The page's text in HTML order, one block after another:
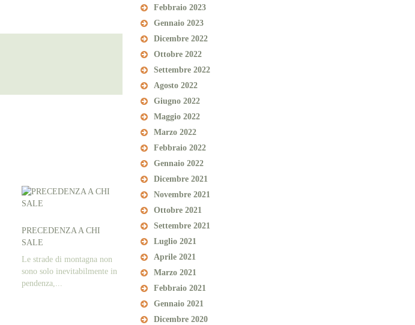
PRECEDENZA A CHI
SALE
Le strade di montagna non
sono solo inevitabilmente in
pendenza,...
Febbraio 2023
Gennaio 2023
Dicembre 2022
Ottobre 2022
Settembre 2022
Agosto 2022
Giugno 2022
Maggio 2022
Marzo 2022
Febbraio 2022
Gennaio 2022
Dicembre 2021
Novembre 2021
Ottobre 2021
Settembre 2021
Luglio 2021
Aprile 2021
Marzo 2021
Febbraio 2021
Gennaio 2021
Dicembre 2020